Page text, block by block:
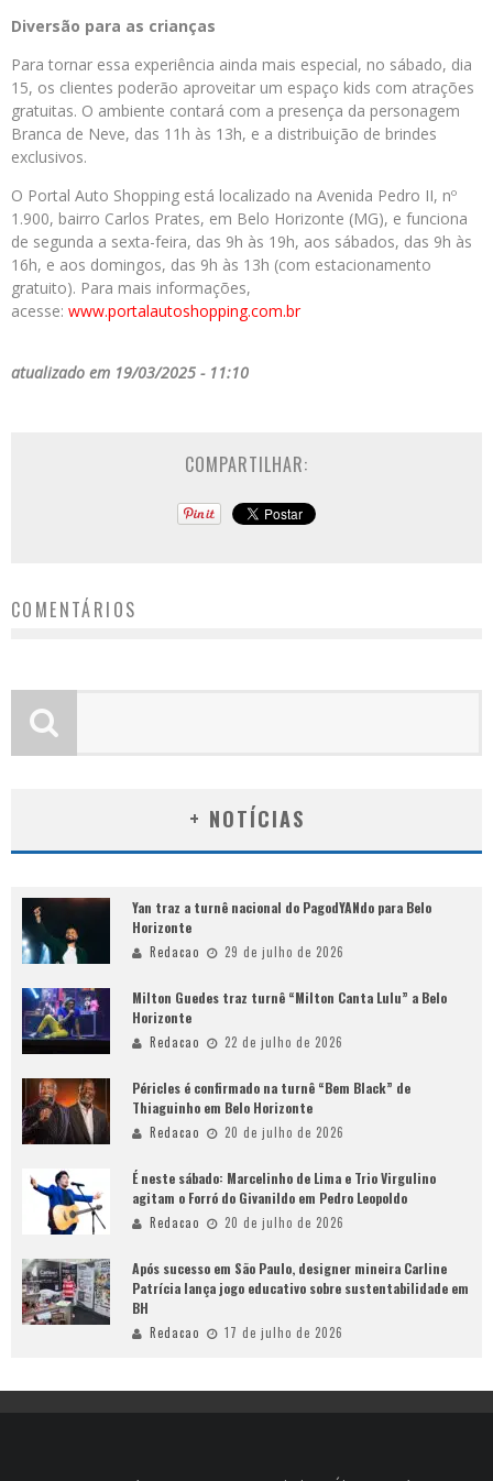
Diversão para as crianças
Para tornar essa experiência ainda mais especial, no sábado, dia
15, os clientes poderão aproveitar um espaço kids com atrações
gratuitas. O ambiente contará com a presença da personagem
Branca de Neve, das 11h às 13h, e a distribuição de brindes
exclusivos.
O Portal Auto Shopping está localizado na Avenida Pedro II, nº
1.900, bairro Carlos Prates, em Belo Horizonte (MG), e funciona
de segunda a sexta-feira, das 9h às 19h, aos sábados, das 9h às
16h, e aos domingos, das 9h às 13h (com estacionamento
gratuito). Para mais informações,
acesse: www.portalautoshopping.com.br
atualizado em 19/03/2025 - 11:10
COMPARTILHAR:
COMENTÁRIOS
+ NOTÍCIAS
Yan traz a turnê nacional do PagodYANdo para Belo
Horizonte
Redacao 29 de julho de 2026
Milton Guedes traz turnê “Milton Canta Lulu” a Belo
Horizonte
Redacao 22 de julho de 2026
Péricles é confirmado na turnê “Bem Black” de
Thiaguinho em Belo Horizonte
Redacao 20 de julho de 2026
É neste sábado: Marcelinho de Lima e Trio Virgulino
agitam o Forró do Givanildo em Pedro Leopoldo
Redacao 20 de julho de 2026
Após sucesso em São Paulo, designer mineira Carline
Patrícia lança jogo educativo sobre sustentabilidade em
BH
Redacao 17 de julho de 2026